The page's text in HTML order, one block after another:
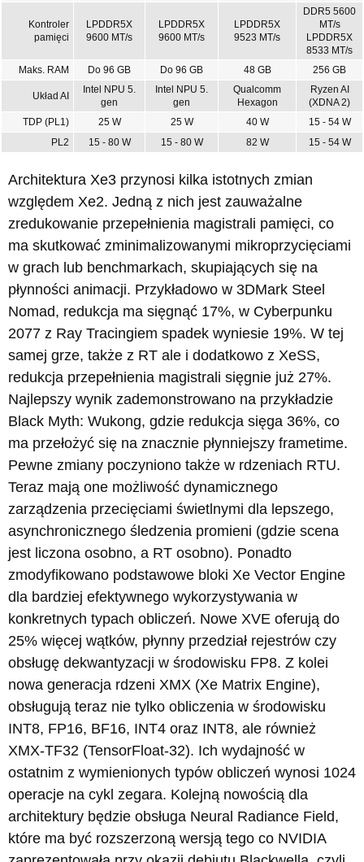
Kontroler
pamięci
LPDDR5X
9600 MT/s
LPDDR5X
9600 MT/s
LPDDR5X
9523 MT/s
DDR5 5600
MT/s
LPDDR5X
8533 MT/s
Maks. RAM
Do 96 GB Do 96 GB 48 GB 256 GB
Układ AI
Intel NPU 5.
gen
Intel NPU 5.
gen
Qualcomm
Hexagon
Ryzen AI
(XDNA 2)
TDP (PL1)
25 W 25 W 40 W
15 - 54 W
PL2
15 - 80 W 15 - 80 W 82 W 15 - 54 W
Architektura Xe3 przynosi kilka istotnych zmian
względem Xe2. Jedną z nich jest zauważalne
zredukowanie przepełnienia magistrali pamięci, co
ma skutkować zminimalizowanymi mikroprzycięciami
w grach lub benchmarkach, skupiających się na
płynności animacji. Przykładowo w 3DMark Steel
Nomad, redukcja ma sięgnąć 17%, w Cyberpunku
2077 z Ray Tracingiem spadek wyniesie 19%. W tej
samej grze, także z RT ale i dodatkowo z XeSS,
redukcja przepełnienia magistrali sięgnie już 27%.
Najlepszy wynik zademonstrowano na przykładzie
Black Myth: Wukong, gdzie redukcja sięga 36%, co
ma przełożyć się na znacznie płynniejszy frametime.
Pewne zmiany poczyniono także w rdzeniach RTU.
Teraz mają one możliwość dynamicznego
zarządzenia przecięciami świetlnymi dla lepszego,
asynchronicznego śledzenia promieni (gdzie scena
jest liczona osobno, a RT osobno). Ponadto
zmodyfikowano podstawowe bloki Xe Vector Engine
dla bardziej efektywnego wykorzystywania w
konkretnych typach obliczeń. Nowe XVE oferują do
25% więcej wątków, płynny przedział rejestrów czy
obsługę dekwantyzacji w środowisku FP8. Z kolei
nowa generacja rdzeni XMX (Xe Matrix Engine),
obsługują teraz nie tylko obliczenia w środowisku
INT8, FP16, BF16, INT4 oraz INT8, ale również
XMX-TF32 (TensorFloat-32). Ich wydajność w
ostatnim z wymienionych typów obliczeń wynosi 1024
operacje na cykl zegara. Kolejną nowością dla
architektury będzie obsługa Neural Radiance Field,
które ma być rozszerzoną wersją tego co NVIDIA